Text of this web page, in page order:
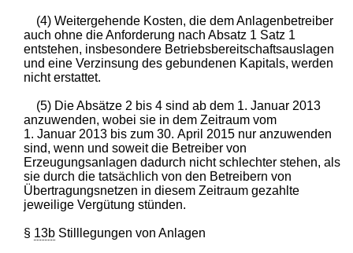
(4) Weitergehende Kosten, die dem Anlagenbetreiber
auch ohne die Anforderung nach Absatz 1 Satz 1
entstehen, insbesondere Betriebsbereitschaftsauslagen
und eine Verzinsung des gebundenen Kapitals, werden
nicht erstattet.
(5) Die Absätze 2 bis 4 sind ab dem 1. Januar 2013
anzuwenden, wobei sie in dem Zeitraum vom
1. Januar 2013 bis zum 30. April 2015 nur anzuwenden
sind, wenn und soweit die Betreiber von
Erzeugungsanlagen dadurch nicht schlechter stehen, als
sie durch die tatsächlich von den Betreibern von
Übertragungsnetzen in diesem Zeitraum gezahlte
jeweilige Vergütung stünden.
§ 13b Stilllegungen von Anlagen